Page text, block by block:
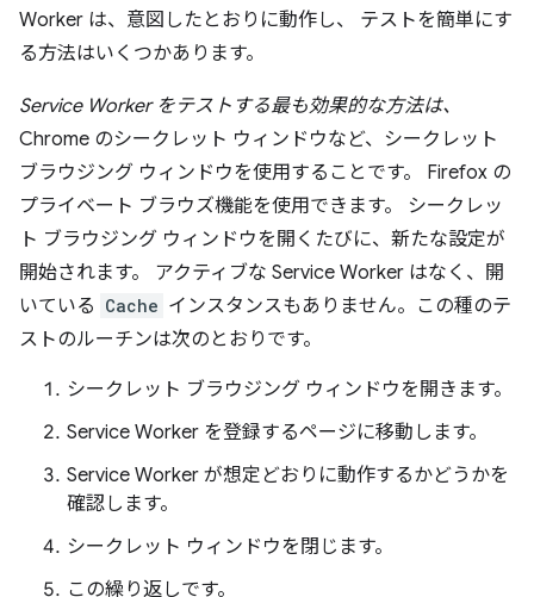
Worker は、意図したとおりに動作し、 テストを簡単にす
る方法はいくつかあります。
Service Worker をテストする最も効果的な方法は、
Chrome のシークレット ウィンドウなど、シークレット
ブラウジング ウィンドウを使用することです。 Firefox の
プライベート ブラウズ機能を使用できます。 シークレッ
ト ブラウジング ウィンドウを開くたびに、新たな設定が
開始されます。 アクティブな Service Worker はなく、開
いている Cache インスタンスもありません。この種のテ
ストのルーチンは次のとおりです。
シークレット ブラウジング ウィンドウを開きます。
Service Worker を登録するページに移動します。
Service Worker が想定どおりに動作するかどうかを
確認します。
シークレット ウィンドウを閉じます。
この繰り返しです。